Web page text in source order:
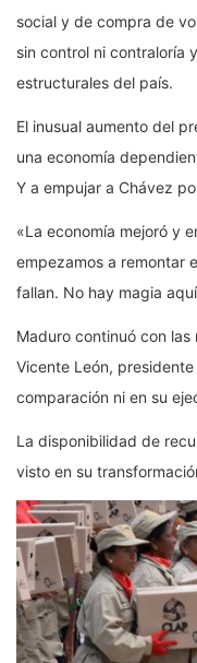
social y de compra de
sin control ni contraloría
estructurales del país.
El inusual aumento del
una economía
Y a empujar a Chávez
«La economía mejoró y
empezamos a remontar
fallan. No hay magia
Maduro continuó con las
Vicente León,
comparación ni en su
La disponibilidad de
visto en su